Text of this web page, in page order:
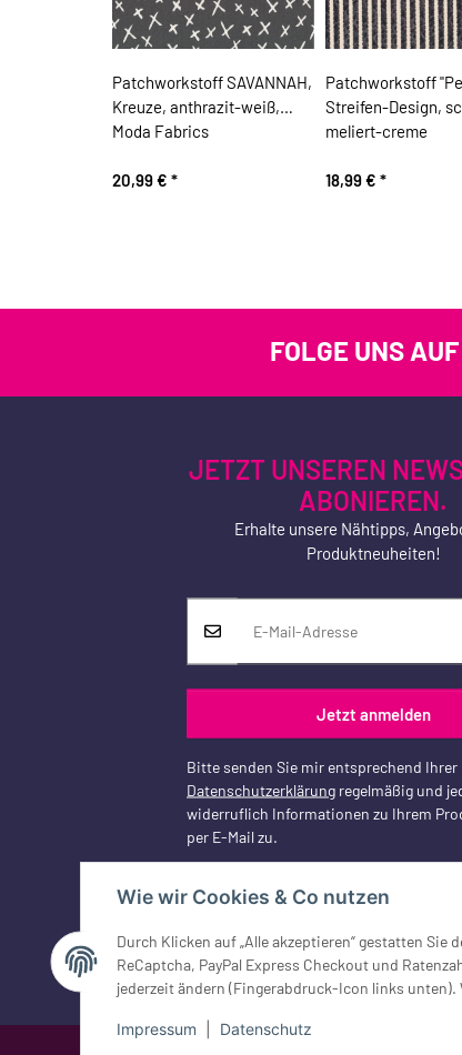
Wie wir Cookies & Co nutzen
Durch Klicken auf „Alle akzeptieren“ gestatten
ReCaptcha, PayPal Express Checkout und
jederzeit ändern (Fingerabdruck-Icon links
Impressum Datenschutz
Patchworkstoff SAVANNAH,
Kreuze, anthrazit-weiß,
Moda Fabrics
20,99 € *
Patchworkstoff
Streifen-Design,
meliert-creme
18,99 € *
FOLGE UNS AUF
JETZT UNSEREN
ABONIEREN.
Erhalte unsere Nähtipps,
Produktneuheiten!
Jetzt anmelden
Bitte senden Sie mir entsprechend Ihrer
Datenschutzerklärung regelmäßig und
widerruflich Informationen zu Ihrem
per E-Mail zu.
Vertrag widerrufen